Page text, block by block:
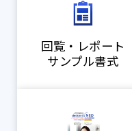
回覧・レポート
サンプル書式